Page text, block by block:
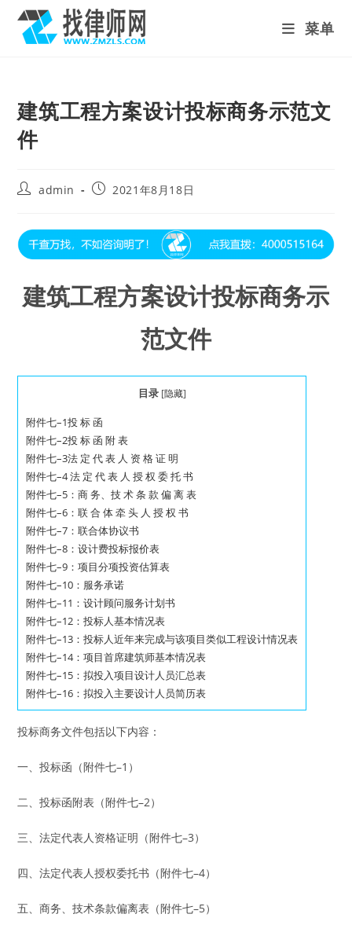
content
菜单
建筑工程方案设计投标商务示范文
件
Postadmin
Post2021年8月18日
建筑工程方案设计投标商务示
范文件
目录 [隐藏]
附件七–1投 标 函
附件七–2投 标 函 附 表
附件七–3法 定 代 表 人 资 格 证 明
附件七–4 法 定 代 表 人 授 权 委 托 书
附件七–5：商 务、技 术 条 款 偏 离 表
附件七–6：联 合 体 牵 头 人 授 权 书
附件七–7：联合体协议书
附件七–8：设计费投标报价表
附件七–9：项目分项投资估算表
附件七–10：服务承诺
附件七–11：设计顾问服务计划书
附件七–12：投标人基本情况表
附件七–13：投标人近年来完成与该项目类似工程设计情况表
附件七–14：项目首席建筑师基本情况表
附件七–15：拟投入项目设计人员汇总表
附件七–16：拟投入主要设计人员简历表
投标商务文件包括以下内容：
一、投标函（附件七–1）
二、投标函附表（附件七–2）
三、法定代表人资格证明（附件七–3）
四、法定代表人授权委托书（附件七–4）
五、商务、技术条款偏离表（附件七–5）